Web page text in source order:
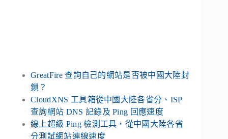
GreatFire 查詢自己的網站是否被中國大陸封
鎖？
CloudXNS 工具箱從中國大陸各省分、ISP
查詢網站 DNS 記錄及 Ping 回應速度
線上超級 Ping 檢測工具，從中國大陸各省
分測試網站連線速度